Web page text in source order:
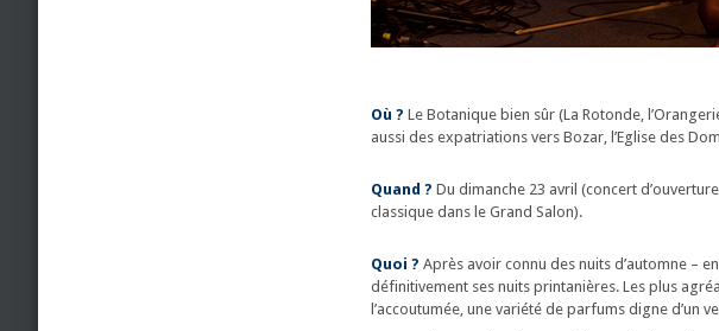
Où ? Le Botanique bien sûr (La Rotonde,
aussi des expatriations vers Bozar, l’Eglise des
Quand ? Du dimanche 23 avril (concert
classique dans le Grand Salon).
Quoi ? Après avoir connu des nuits d’automne –
définitivement ses nuits printanières. Les plus
l’accoutumée, une variété de parfums digne d’un